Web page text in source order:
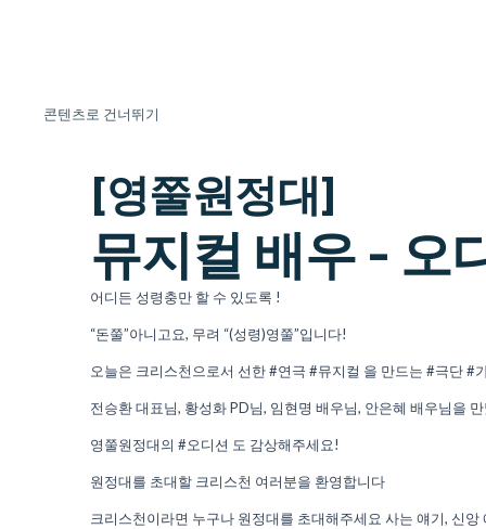
콘텐츠로 건너뛰기
[영쭐원정대]
뮤지컬 배우 - 오
어디든 성령충만 할 수 있도록 !
“돈쭐”아니고요, 무려 “(성령)영쭐”입니다!
오늘은 크리스천으로서 선한 #연극 #뮤지컬 을 만드는 #극단 #
전승환 대표님, 황성화 PD님, 임현명 배우님, 안은혜 배우님을
영쭐원정대의 #오디션 도 감상해주세요!
원정대를 초대할 크리스천 여러분을 환영합니다
크리스천이라면 누구나 원정대를 초대해주세요 사는 얘기, 신앙